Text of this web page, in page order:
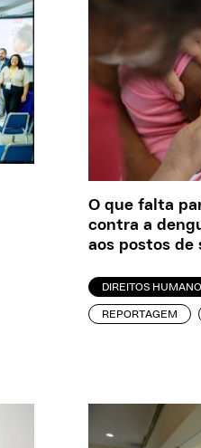
O que falta
contra a
aos postos de
DIREITOS
REPORTAGEM